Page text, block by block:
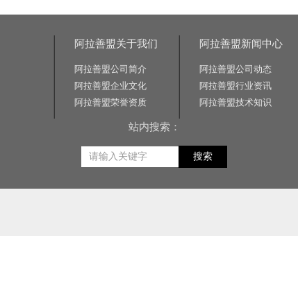
阿拉善盟关于我们
阿拉善盟公司简介
阿拉善盟企业文化
阿拉善盟荣誉资质
阿拉善盟新闻中心
阿拉善盟公司动态
阿拉善盟行业资讯
阿拉善盟技术知识
站内搜索：
搜索